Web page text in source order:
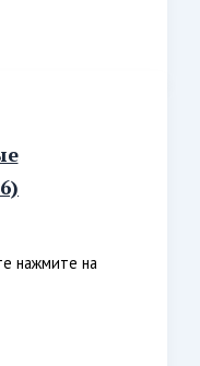
нажмите на